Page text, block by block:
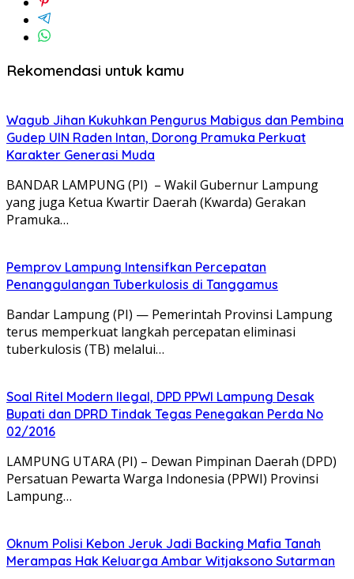
Rekomendasi untuk kamu
Wagub Jihan Kukuhkan Pengurus Mabigus dan Pembina
Gudep UIN Raden Intan, Dorong Pramuka Perkuat
Karakter Generasi Muda
BANDAR LAMPUNG (PI) – Wakil Gubernur Lampung
yang juga Ketua Kwartir Daerah (Kwarda) Gerakan
Pramuka…
Pemprov Lampung Intensifkan Percepatan
Penanggulangan Tuberkulosis di Tanggamus
Bandar Lampung (PI) — Pemerintah Provinsi Lampung
terus memperkuat langkah percepatan eliminasi
tuberkulosis (TB) melalui…
Soal Ritel Modern Ilegal, DPD PPWI Lampung Desak
Bupati dan DPRD Tindak Tegas Penegakan Perda No
02/2016
​LAMPUNG UTARA (PI) – Dewan Pimpinan Daerah (DPD)
Persatuan Pewarta Warga Indonesia (PPWI) Provinsi
Lampung…
Oknum Polisi Kebon Jeruk Jadi Backing Mafia Tanah
Merampas Hak Keluarga Ambar Witjaksono Sutarman